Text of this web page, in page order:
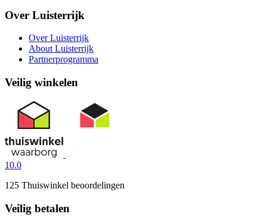
Over Luisterrijk
Over Luisterrijk
About Luisterrijk
Partnerprogramma
Veilig winkelen
10.0
125 Thuiswinkel beoordelingen
Veilig betalen